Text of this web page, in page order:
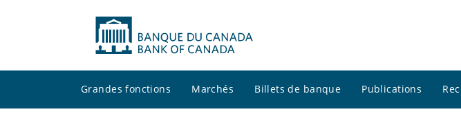
Grandes fonctions Marchés Billets de banque Publications